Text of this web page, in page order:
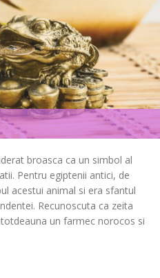
broasca ca un simbol al
Pentru egiptenii antici, de
acestui animal si era sfantul
Recunoscuta ca zeita
un farmec norocos si